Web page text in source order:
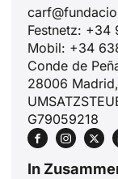
Festnetz: +34
Mobil: +34
Conde de
28006
G79059218
In